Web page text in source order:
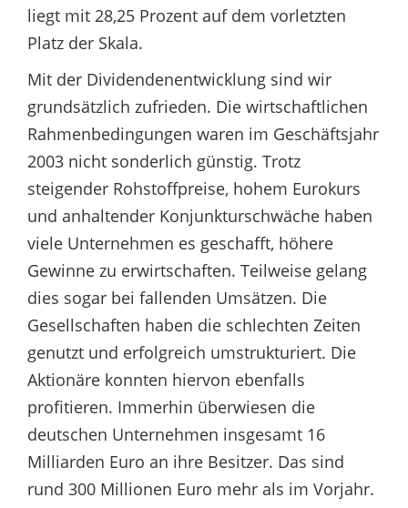
liegt mit 28,25 Prozent auf dem vorletzten
Platz der Skala.
Mit der Dividendenentwicklung sind wir
grundsätzlich zufrieden. Die wirtschaftlichen
Rahmenbedingungen waren im Geschäftsjahr
2003 nicht sonderlich günstig. Trotz
steigender Rohstoffpreise, hohem Eurokurs
und anhaltender Konjunkturschwäche haben
viele Unternehmen es geschafft, höhere
Gewinne zu erwirtschaften. Teilweise gelang
dies sogar bei fallenden Umsätzen. Die
Gesellschaften haben die schlechten Zeiten
genutzt und erfolgreich umstrukturiert. Die
Aktionäre konnten hiervon ebenfalls
profitieren. Immerhin überwiesen die
deutschen Unternehmen insgesamt 16
Milliarden Euro an ihre Besitzer. Das sind
rund 300 Millionen Euro mehr als im Vorjahr.